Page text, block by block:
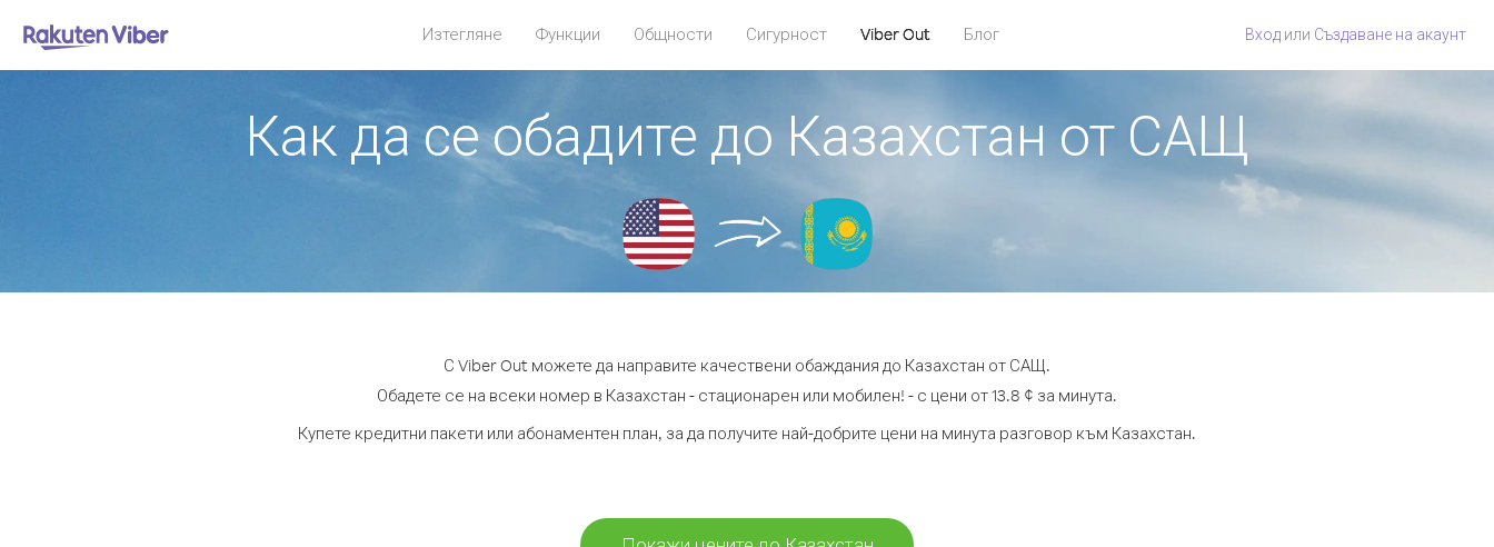
Изтегляне Функции Общности Сигурност Viber Out Блог Вход или Създаване на акаунт
Как да се обадите до Казахстан от САЩ
С Viber Out можете да направите качествени обаждания до Казахстан от САЩ.
Обадете се на всеки номер в Казахстан - стационарен или мобилен! - с цени от 13.8 ¢ за минута.
Купете кредитни пакети или абонаментен план, за да получите най-добрите цени на минута разговор към Казахстан.